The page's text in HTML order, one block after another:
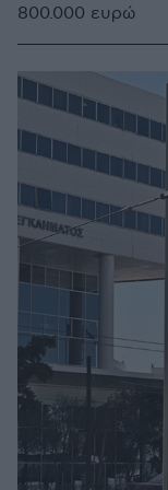
800.000 ευρώ